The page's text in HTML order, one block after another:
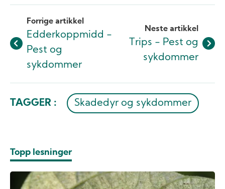
Forrige artikkel
Edderkoppmidd -
Pest og
sykdommer
Neste artikkel
Trips - Pest og
sykdommer
TAGGER : Skadedyr og sykdommer
Topp lesninger